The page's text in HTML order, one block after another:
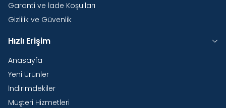
Garanti ve İade Koşulları
Gizlilik ve Güvenlik
Hızlı Erişim
Anasayfa
Yeni Ürünler
İndirimdekiler
Müşteri Hizmetleri